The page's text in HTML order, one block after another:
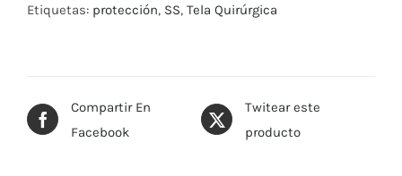
Etiquetas: protección, SS, Tela Quirúrgica
Compartir En
Facebook
Twitear este
producto